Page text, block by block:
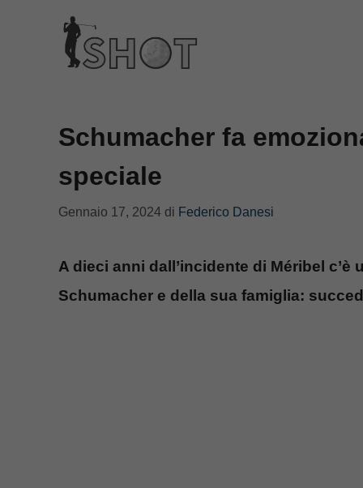
contenuto
Schumacher fa
speciale
Gennaio 17, 2024 di Federico Danesi
A dieci anni dall’incidente di Méribel
Schumacher e della sua famiglia: